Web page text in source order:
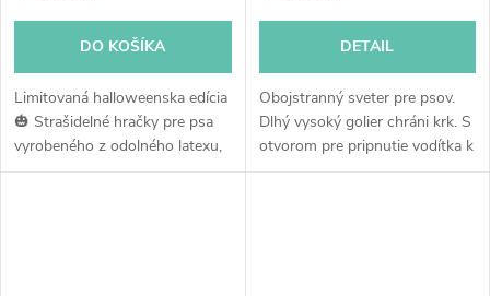
DO KOŠÍKA
Limitovaná halloweenska edícia
🎃 Strašidelné hračky pre psa
vyrobeného z odolného latexu,
ktorý je zároveň príjemný na
DETAIL
Obojstranný sveter pre psov.
Dlhý vysoký golier chráni krk. S
otvorom pre pripnutie vodítka k
obojku. Príjemná fleecová látka.